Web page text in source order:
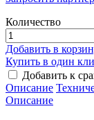
Количество
Добавить в
Купить в один
Добавить к
Описание
Описание